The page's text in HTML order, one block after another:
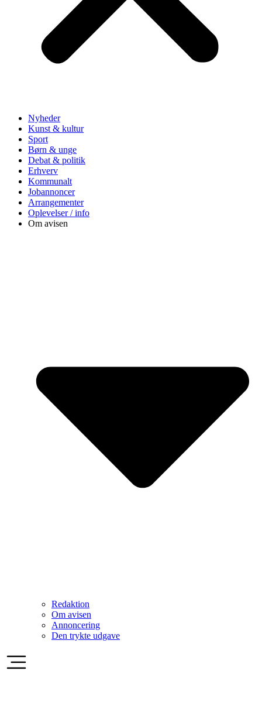
Nyheder
Kunst & kultur
Sport
Børn & unge
Debat & politik
Erhverv
Kommunalt
Jobannoncer
Arrangementer
Oplevelser / info
Om avisen
Redaktion
Om avisen
Annoncering
Den trykte udgave